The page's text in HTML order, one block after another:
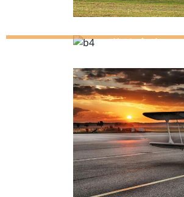
装饰室内
成功通常会到来
那些太忙的人
旅行 目的地